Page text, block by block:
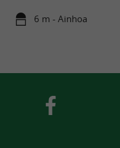
6 m - Ainhoa